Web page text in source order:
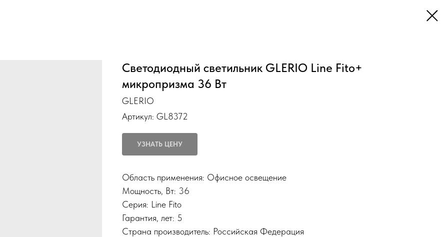
Светодиодный светильник GLERIO Line Fito+
микропризма 36 Вт
GLERIO
Артикул: GL8372
УЗНАТЬ ЦЕНУ
Область применения: Офисное освещение
Мощность, Вт: 36
Серия: Line Fito
Гарантия, лет: 5
Страна производитель: Российская Федерация